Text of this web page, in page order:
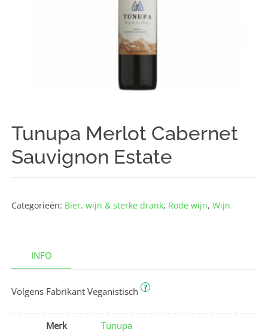
Tunupa Merlot Cabernet
Sauvignon Estate
Categorieën: Bier, wijn & sterke drank, Rode wijn,Wijn
INFO
Volgens Fabrikant Veganistisch ?
Merk
Tunupa